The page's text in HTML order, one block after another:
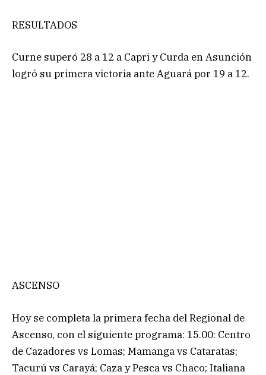
RESULTADOS
Curne superó 28 a 12 a Capri y Curda en Asunción
logró su primera victoria ante Aguará por 19 a 12.
ASCENSO
Hoy se completa la primera fecha del Regional de
Ascenso, con el siguiente programa: 15.00: Centro
de Cazadores vs Lomas; Mamanga vs Cataratas;
Tacurú vs Carayá; Caza y Pesca vs Chaco; Italiana